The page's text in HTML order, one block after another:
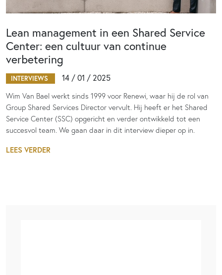
Lean management in een Shared Service
Center: een cultuur van continue
verbetering
INTERVIEWS 14 / 01 / 2025
Wim Van Bael werkt sinds 1999 voor Renewi, waar hij de rol van
Group Shared Services Director vervult. Hij heeft er het Shared
Service Center (SSC) opgericht en verder ontwikkeld tot een
succesvol team. We gaan daar in dit interview dieper op in.
LEES VERDER